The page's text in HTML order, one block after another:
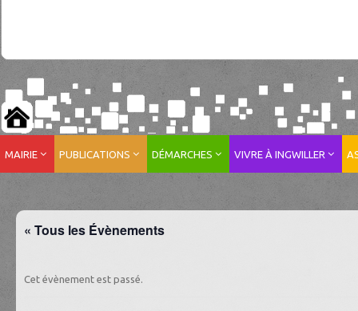
MAIRIE PUBLICATIONS DÉMARCHES VIVRE À INGWILLER
« Tous les Évènements
Cet évènement est passé.